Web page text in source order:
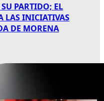
PARTIDO; EL
LAS INICIATIVAS
DE MORENA